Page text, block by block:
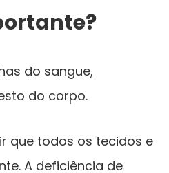
do sangue,
do corpo.
que todos os tecidos e
A deficiência de